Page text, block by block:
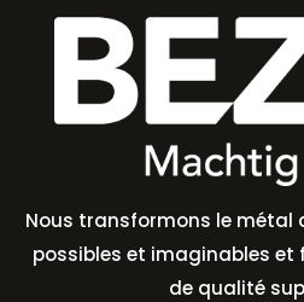
Nous transformons le métal
possibles et imaginables
de qualité